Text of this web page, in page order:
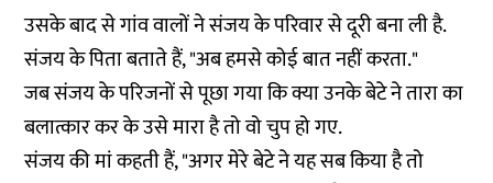
उसके बाद से गांव वालों ने संजय के परिवार से दूरी बना ली है.
संजय के पिता बताते हैं, "अब हमसे कोई बात नहीं करता."
जब संजय के परिजनों से पूछा गया कि क्या उनके बेटे ने तारा का
बलात्कार कर के उसे मारा है तो वो चुप हो गए.
संजय की मां कहती हैं, "अगर मेरे बेटे ने यह सब किया है तो